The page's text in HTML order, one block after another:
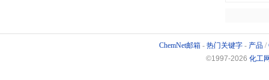
ChemNet邮箱 - 热门关键字 - 产品 /
©1997-2026 化工